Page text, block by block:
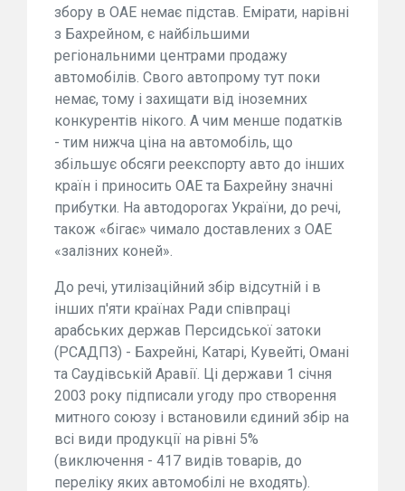
збору в ОАЕ немає підстав. Емірати, нарівні
з Бахрейном, є найбільшими
регіональними центрами продажу
автомобілів. Свого автопрому тут поки
немає, тому і захищати від іноземних
конкурентів нікого. А чим менше податків
- тим нижча ціна на автомобіль, що
збільшує обсяги реекспорту авто до інших
країн і приносить ОАЕ та Бахрейну значні
прибутки. На автодорогах України, до речі,
також «бігає» чимало доставлених з ОАЕ
«залізних коней».
До речі, утилізаційний збір відсутній і в
інших п'яти країнах Ради співпраці
арабських держав Персидської затоки
(РСАДПЗ) - Бахрейні, Катарі, Кувейті, Омані
та Саудівській Аравії. Ці держави 1 січня
2003 року підписали угоду про створення
митного союзу і встановили єдиний збір на
всі види продукції на рівні 5%
(виключення - 417 видів товарів, до
переліку яких автомобілі не входять).